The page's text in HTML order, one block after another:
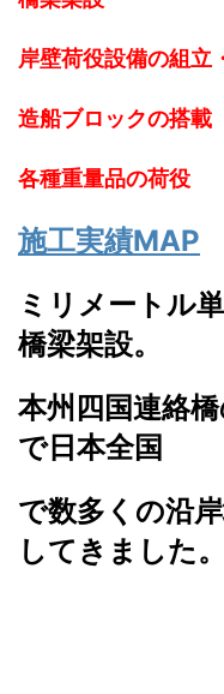
岸壁荷役設備の組立
造船ブロックの搭載
各種重量品の荷役
施工実績MAP
ミリメートル
橋梁架設。
本州四国連絡
で日本全国
で数多くの沿
してきました。